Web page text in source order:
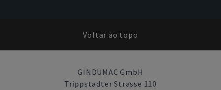
Voltar ao topo
GINDUMAC GmbH
Trippstadter Strasse 110